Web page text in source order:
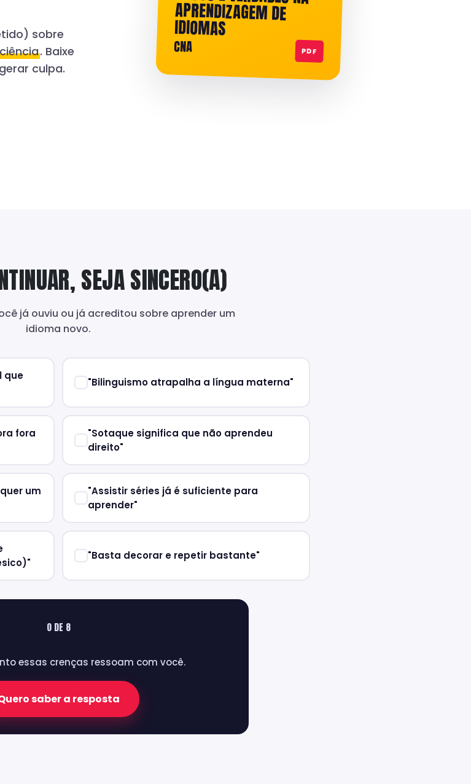
sobre
. Baixe
culpa.
IDIOMAS
CNA PDF
SEJA SINCERO(A)
já ouviu ou já acreditou sobre aprender um
idioma novo.
que
"Bilinguismo atrapalha a língua materna"
fora
"Sotaque significa que não aprendeu
direito"
um
"Assistir séries já é suficiente para
aprender"
"Basta decorar e repetir bastante"
0 DE 8
essas crenças ressoam com você.
saber a resposta